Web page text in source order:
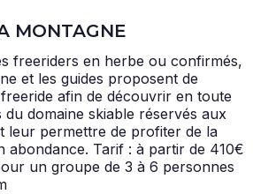
MONTAGNE
freeriders en herbe ou confirmés,
et les guides proposent de
afin de découvrir en toute
domaine skiable réservés aux
leur permettre de profiter de la
abondance. Tarif : à partir de 410€
un groupe de 3 à 6 personnes